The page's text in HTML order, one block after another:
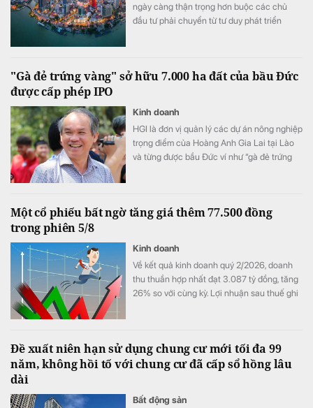
ngày càng thận trọng hơn buộc các chủ
đầu tư phải chuyển từ tư duy phát triển
"Gà đẻ trứng vàng" sở hữu 7.000 ha đất của bầu Đức
được cấp phép IPO
Kinh doanh
HGI là đơn vị quản lý các dự án nông nghiệp
trọng điểm của Hoàng Anh Gia Lai tại Lào
và từng được bầu Đức ví như “gà đẻ trứng
Một cổ phiếu bất ngờ tăng giá thêm 77.500 đồng
trong phiên 5/8
Kinh doanh
Về kết quả kinh doanh quý 2/2026, doanh
thu thuần hợp nhất đạt 3.087 tỷ đồng, tăng
26% so với cùng kỳ. Lợi nhuận sau thuế ghi
Đề xuất niên hạn sử dụng chung cư mới tối đa 99
năm, không hồi tố với chung cư đã cấp sổ hồng lâu
dài
Bất động sản